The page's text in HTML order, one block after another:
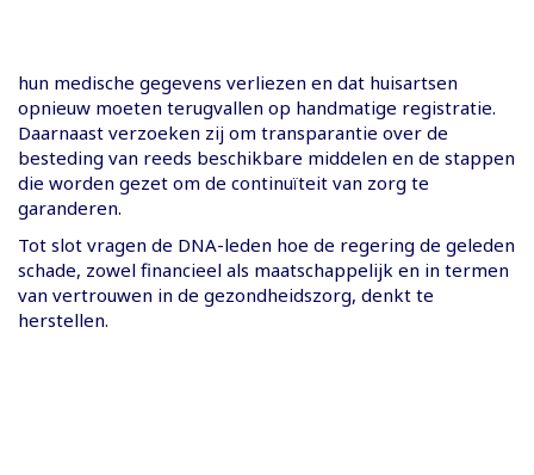
hun medische gegevens verliezen en dat huisartsen
opnieuw moeten terugvallen op handmatige registratie.
Daarnaast verzoeken zij om transparantie over de
besteding van reeds beschikbare middelen en de stappen
die worden gezet om de continuïteit van zorg te
garanderen.
Tot slot vragen de DNA-leden hoe de regering de geleden
schade, zowel financieel als maatschappelijk en in termen
van vertrouwen in de gezondheidszorg, denkt te
herstellen.